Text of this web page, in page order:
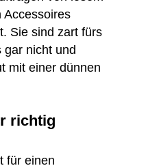
Accessoires
Sie sind zart fürs
gar nicht und
mit einer dünnen
richtig
für einen